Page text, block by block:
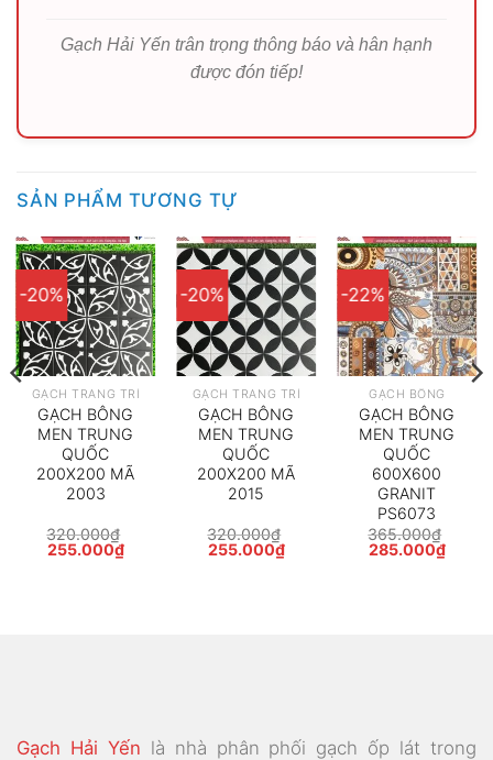
Gạch Hải Yến trân trọng thông báo và hân hạnh
được đón tiếp!
SẢN PHẨM TƯƠNG TỰ
-20%
GẠCH TRANG TRÍ
GẠCH BÔNG
MEN TRUNG
QUỐC
200X200 MÃ
2003
320.000₫
Giá
255.000₫Giá
hiện
-20%
GẠCH TRANG TRÍ
GẠCH BÔNG
MEN TRUNG
QUỐC
200X200 MÃ
2015
320.000₫
Giá
255.000₫Giá
hiện
-22%
GẠCH BÔNG
GẠCH BÔNG
MEN TRUNG
QUỐC
600X600
GRANIT
PS6073
365.000₫
Giá
285.000₫Giá
hiện
Gạch Hải Yến là nhà phân phối gạch ốp lát trong